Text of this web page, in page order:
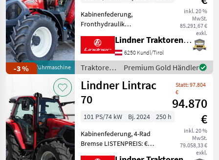
-3 %Vorführmaschine
inkl. 20 %
MwSt.
85.291,67 €
exkl.
Kabinenfederung,
Fronthydraulik
inkl. 20% MwSt. TOP-
AUSSTATTUNG: 4
Kipperleitungen + 1
Rücklauf, Lindner
Fronthydraulik,
Kabinenfederung, Tr
Lindner Traktorenwerk GesmbH
6250 Kundl/Tirol
Traktoren
/ Lindner
Premium Gold Händler
Lindner Lintrac
70
Statt: 97.804
€
94.870
€
inkl. 20 %
MwSt.
79.058,33 €
exkl.
101 PS/74 kW Bj. 2024
250 h
Kabinenfederung, 4-Rad
Bremse LISTENPREIS: €